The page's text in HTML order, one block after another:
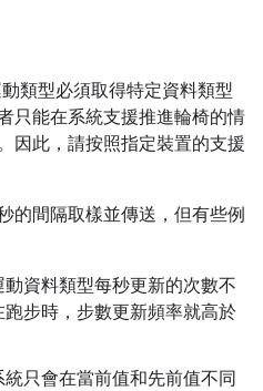
類型必須取得特定資料類型
只能在系統支援推進輪椅的情
因此，請按照指定裝置的支援
的間隔取樣並傳送，但有些例
資料類型每秒更新的次數不
步時，步數更新頻率就高於
只會在當前值和先前值不同